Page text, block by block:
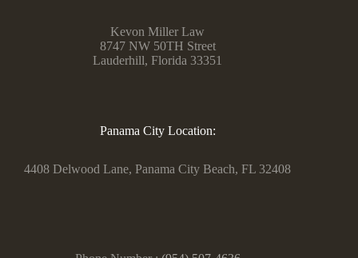
Kevon Miller Law
8747 NW 50TH Street
Lauderhill, Florida 33351
Panama City Location:
4408 Delwood Lane, Panama City Beach, FL 32408